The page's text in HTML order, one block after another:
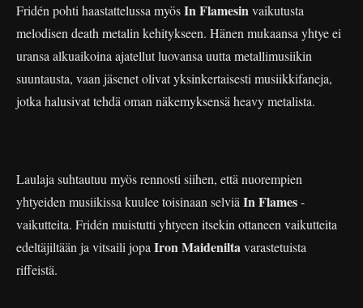
Fridén pohti haastattelussa myösIn Flamesinvaikutusta
melodisen death metalin kehitykseen. Hänen mukaansa yhtye ei
uransa alkuaikoina ajatellut luovansa uutta metallimusiikin
suuntausta, vaan jäsenet olivat yksinkertaisesti musiikkifaneja,
jotka halusivat tehdä oman näkemyksensä heavy metalista.
Laulaja suhtautuu myös rennosti siihen, että nuorempien
yhtyeiden musiikissa kuulee toisinaan selviä In Flames-
vaikutteita. Fridén muistutti yhtyeen itsekin ottaneen vaikutteita
edeltäjiltään ja vitsaili jopa Iron Maideniltavarastetuista
riffeistä.